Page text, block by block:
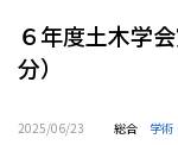
６年度土木学
分）
2025/06/23 総合 学術